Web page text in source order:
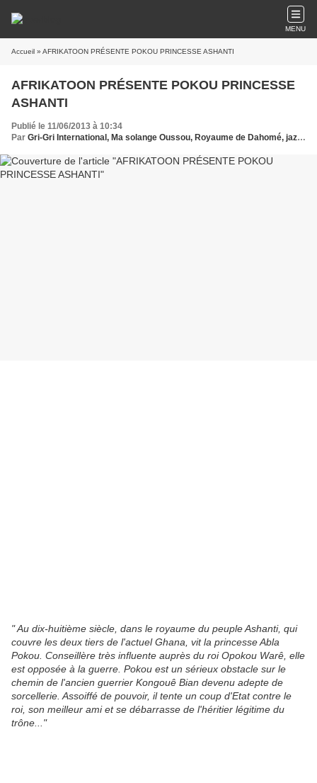
MENU
Accueil » AFRIKATOON PRÉSENTE POKOU PRINCESSE ASHANTI
AFRIKATOON PRÉSENTE POKOU PRINCESSE
ASHANTI
Publié le 11/06/2013 à 10:34
Par Gri-Gri International, Ma solange Oussou, Royaume de Dahomé, jazz, Congo, Madina,, Madagascar, MIMA ,SHAO BOANA, Agni,AFRIKATOON, Baoulé, Akan , Ghana, Pokou, PRINCESSE ASHANTI
" Au dix-huitième siècle, dans le royaume du peuple Ashanti, qui
couvre les deux tiers de l'actuel Ghana, vit la princesse Abla
Pokou. Conseillère très influente auprès du roi Opokou Warê, elle
est opposée à la guerre. Pokou est un sérieux obstacle sur le
chemin de l'ancien guerrier Kongouê Bian devenu adepte de
sorcellerie. Assoiffé de pouvoir, il tente un coup d'Etat contre le
roi, son meilleur ami et se débarrasse de l'héritier légitime du
trône..."